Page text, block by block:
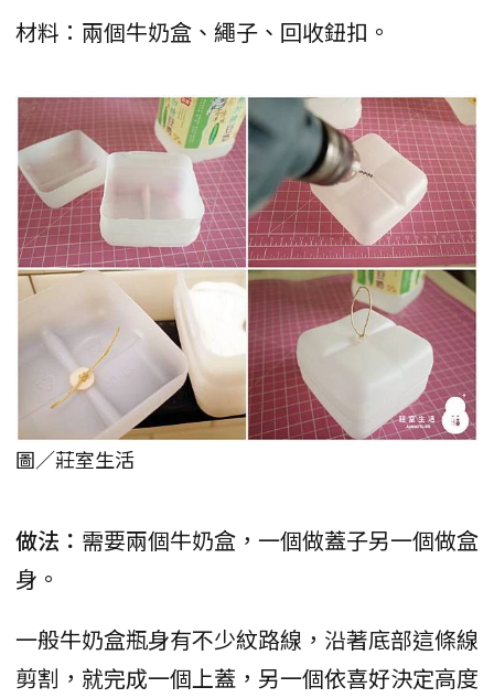
材料：兩個牛奶盒、繩子、回收鈕扣。
圖／莊室生活
做法： 需要兩個牛奶盒，一個做蓋子另一個做盒
身。
一般牛奶盒瓶身有不少紋路線，沿著底部這條線
剪割，就完成一個上蓋，另一個依喜好決定高度